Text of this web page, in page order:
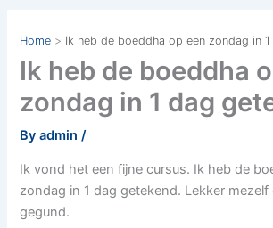
Home Ik heb de boeddha op een zondag in
Ik heb de boeddha
zondag in 1 dag
Byadmin/
Ik vond het een fijne cursus. Ik heb de
zondag in 1 dag getekend. Lekker mezelf
gegund.